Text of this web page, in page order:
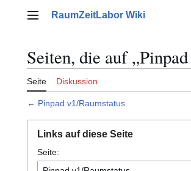
Hauptmenü
RaumZeitLabor Wiki
Seiten, die auf
Seite Diskussion
← Pinpad v1/Raumstatus
Links auf diese Seite
Seite: